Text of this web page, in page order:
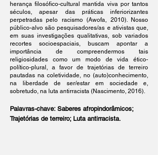
herança filosófico-cultural mantida viva por tantos
séculos, apesar das práticas inferiorizantes
perpetradas pelo racismo (Awofa, 2010). Nosso
público-alvo são pesquisadores/as e ativistas que,
em suas investigações qualitativas, sob variados
recortes socioespaciais, buscam apontar a
importância de compreendermos tais
religiosidades como um modo de vida ético-
político-plural, a favor de trajetórias de terreiro
pautadas na coletividade, no (auto)conhecimento,
na liberdade de ser/estar em sociedade e,
sobretudo, na luta antirracista (Nascimento, 2016).
Palavras-chave: Saberes afropindorâmicos;
Trajetórias de terreiro; Luta antirracista.